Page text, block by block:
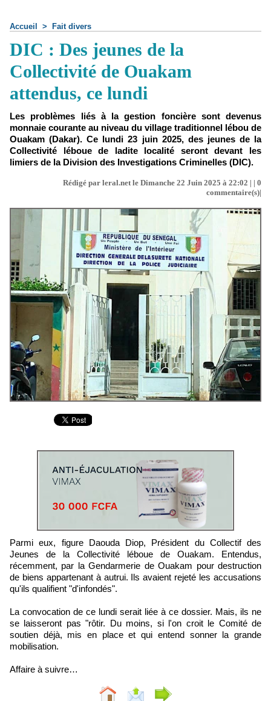
Accueil > Fait divers
DIC : Des jeunes de la
Collectivité de Ouakam
attendus, ce lundi
Les problèmes liés à la gestion foncière sont devenus
monnaie courante au niveau du village traditionnel lébou de
Ouakam (Dakar). Ce lundi 23 juin 2025, des jeunes de la
Collectivité léboue de ladite localité seront devant les
limiers de la Division des Investigations Criminelles (DIC).
Rédigé par leral.net le Dimanche 22 Juin 2025 à 22:02 | | 0
commentaire(s)|
Parmi eux, figure Daouda Diop, Président du Collectif des
Jeunes de la Collectivité léboue de Ouakam. Entendus,
récemment, par la Gendarmerie de Ouakam pour destruction
de biens appartenant à autrui. Ils avaient rejeté les accusations
qu'ils qualifient "d'infondés".
La convocation de ce lundi serait liée à ce dossier. Mais, ils ne
se laisseront pas "rôtir. Du moins, si l'on croit le Comité de
soutien déjà, mis en place et qui entend sonner la grande
mobilisation.
Affaire à suivre…